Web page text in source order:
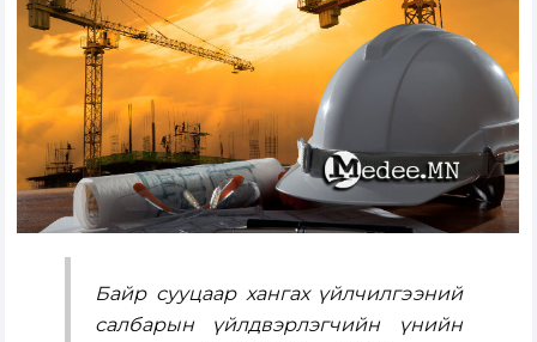
Байр сууцаар хангах үйлчилгээний
салбарын үйлдвэрлэгчийн үнийн